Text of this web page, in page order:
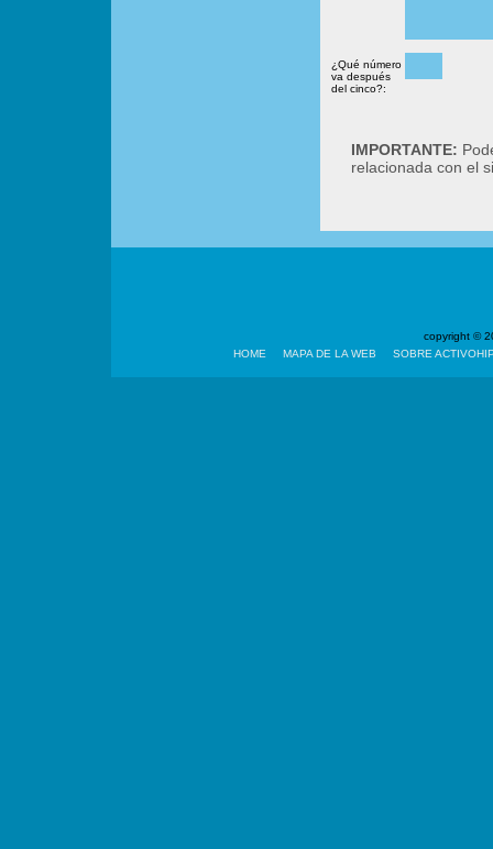
¿Qué número
va después
del cinco?:
IMPORTANTE:
relacionada con el
copyright ©
HOME
MAPA DE LA WEB SOBRE